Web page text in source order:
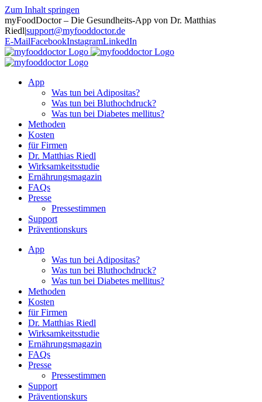
Zum Inhalt springen
myFoodDoctor – Die Gesundheits-App von Dr. Matthias
Riedl|support@myfooddoctor.de
E-MailFacebookInstagramLinkedIn
App
Was tun bei Adipositas?
Was tun bei Bluthochdruck?
Was tun bei Diabetes mellitus?
Methoden
Kosten
für Firmen
Dr. Matthias Riedl
Wirksamkeitsstudie
Ernährungsmagazin
FAQs
Presse
Pressestimmen
Support
Präventionskurs
App
Was tun bei Adipositas?
Was tun bei Bluthochdruck?
Was tun bei Diabetes mellitus?
Methoden
Kosten
für Firmen
Dr. Matthias Riedl
Wirksamkeitsstudie
Ernährungsmagazin
FAQs
Presse
Pressestimmen
Support
Präventionskurs